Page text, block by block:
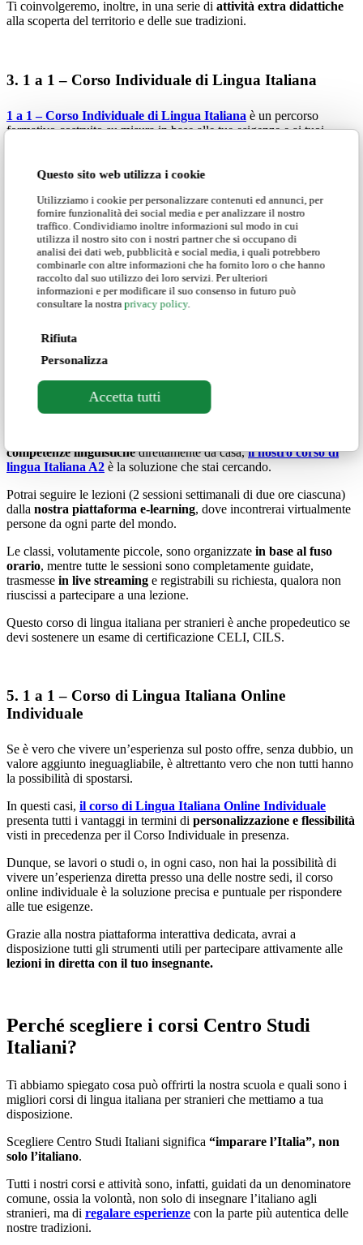
Questo sito web utilizza i cookie
Utilizziamo i cookie per personalizzare contenuti ed annunci, per
fornire funzionalità dei social media e per analizzare il nostro
traffico. Condividiamo inoltre informazioni sul modo in cui
utilizza il nostro sito con i nostri partner che si occupano di
analisi dei dati web, pubblicità e social media, i quali potrebbero
combinarle con altre informazioni che ha fornito loro o che hanno
raccolto dal suo utilizzo dei loro servizi. Per ulteriori
informazioni e per modificare il suo consenso in futuro può
consultare la nostraprivacy policy.
Rifiuta
Personalizza
Accetta tutti
Ti coinvolgeremo, inoltre, in una serie di attività extra didattiche
alla scoperta del territorio e delle sue tradizioni.
3. 1 a 1 – Corso Individuale di Lingua Italiana
1 a 1 – Corso Individuale di Lingua Italiana è un percorso
formativo costruito su misura in base alle tue esigenze e ai tuoi
Si tratta di un corso che ti offreil massimo della flessibilità
Potrai inoltre scegliere, il numero di ore, la durata totale del corso e
l’orario delle lezioni.
Adatto a ogni livello di partenza, il corso individuale 1 to 1, è
particolarmente indicato se hai già una buona conoscenza di base e
desideri acquisire competenze più specifiche.
Potrai essere tu a decidere, in base alle tue preferenze, quale tra le
4. Il nostro corso di lingua Italiana A2
competenze linguistichedirettamente da casa,il nostro corso di
lingua Italiana A2 è la soluzione che stai cercando.
Potrai seguire le lezioni (2 sessioni settimanali di due ore ciascuna)
dalla nostra piattaforma e-learning, dove incontrerai virtualmente
persone da ogni parte del mondo.
Le classi, volutamente piccole, sono organizzate in base al fuso
orario, mentre tutte le sessioni sono completamente guidate,
trasmesse in live streaming e registrabili su richiesta, qualora non
riuscissi a partecipare a una lezione.
Questo corso di lingua italiana per stranieri è anche propedeutico se
devi sostenere un esame di certificazione CELI, CILS.
5. 1 a 1 – Corso di Lingua Italiana Online
Individuale
Se è vero che vivere un’esperienza sul posto offre, senza dubbio, un
valore aggiunto ineguagliabile, è altrettanto vero che non tutti hanno
la possibilità di spostarsi.
In questi casi, il corso di Lingua Italiana Online Individuale
presenta tutti i vantaggi in termini di personalizzazione e flessibilità
visti in precedenza per il Corso Individuale in presenza.
Dunque, se lavori o studi o, in ogni caso, non hai la possibilità di
vivere un’esperienza diretta presso una delle nostre sedi, il corso
online individuale è la soluzione precisa e puntuale per rispondere
alle tue esigenze.
Grazie alla nostra piattaforma interattiva dedicata, avrai a
disposizione tutti gli strumenti utili per partecipare attivamente alle
lezioni in diretta con il tuo insegnante.
Perché scegliere i corsi Centro Studi
Italiani?
Ti abbiamo spiegato cosa può offrirti la nostra scuola e quali sono i
migliori corsi di lingua italiana per stranieri che mettiamo a tua
disposizione.
Scegliere Centro Studi Italiani significa “imparare l’Italia”, non
solo l’italiano.
Tutti i nostri corsi e attività sono, infatti, guidati da un denominatore
comune, ossia la volontà, non solo di insegnare l’italiano agli
stranieri, ma di regalare esperienze con la parte più autentica delle
nostre tradizioni.